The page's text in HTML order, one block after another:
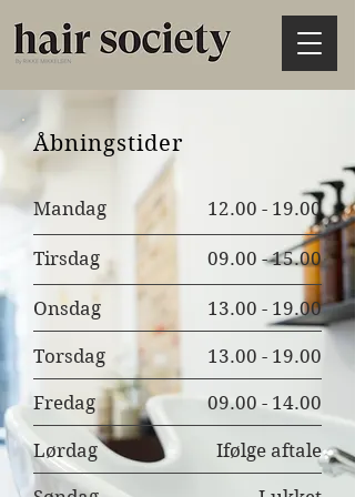
Åbningstider
Mandag 12.00 - 19.00
09.00 - 15.00
Tirsdag
Onsdag 13.00 - 19.00
Torsdag 13.00 - 19.00
Fredag 09.00 - 14.00
Ifølge aftale
Lørdag